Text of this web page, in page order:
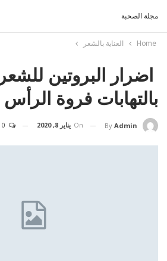
مجلة الصحبة
Home العناية بالشعر
اضرار البروتين
بالتهابات فروة الرأس
By Admin
On يناير 8, 2020